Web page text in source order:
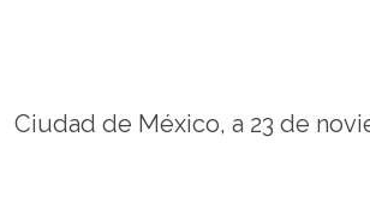
Ciudad de México, a 23 de